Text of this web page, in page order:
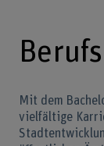
Mit dem
vielfältige